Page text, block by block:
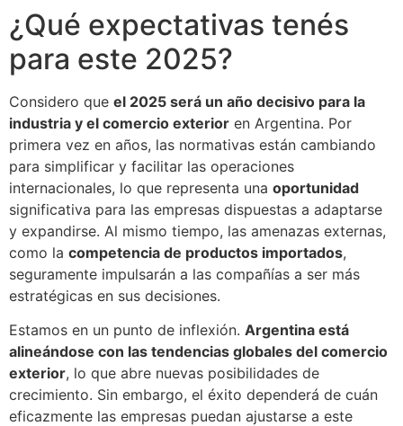
¿Qué expectativas tenés
para este 2025?
Considero que el 2025 será un año decisivo para la
industria y el comercio exterior en Argentina. Por
primera vez en años, las normativas están cambiando
para simplificar y facilitar las operaciones
internacionales, lo que representa una oportunidad
significativa para las empresas dispuestas a adaptarse
y expandirse. Al mismo tiempo, las amenazas externas,
como la competencia de productos importados,
seguramente impulsarán a las compañías a ser más
estratégicas en sus decisiones.
Estamos en un punto de inflexión. Argentina está
alineándose con las tendencias globales del comercio
exterior, lo que abre nuevas posibilidades de
crecimiento. Sin embargo, el éxito dependerá de cuán
eficazmente las empresas puedan ajustarse a este